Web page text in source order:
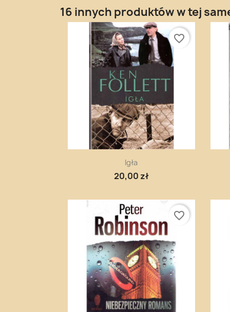
16 innych produktów w tej
Szybki podgląd
Igła
20,00 zł
favorite_border
favorite_border